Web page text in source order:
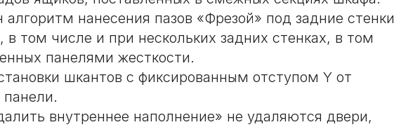
нанесения пазов «Фрезой» под задние стенки
том числе и при нескольких задних стенках, в том
панелями жесткости.
шкантов с фиксированным отступом Y от
панели.
внутреннее наполнение» не удаляются двери,